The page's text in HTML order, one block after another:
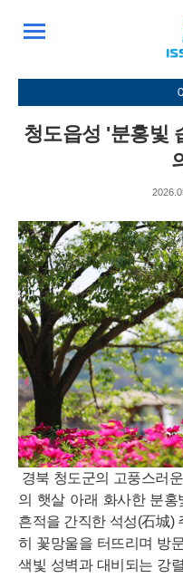
주
서
메
청도읍성 '분홍빛
경북 청도군의 고풍스러
의 햇살 아래 화사한 분홍
흔적을 간직한 석성(石城)
히 꽃망울을 터뜨리며 방
색빛 성벽과 대비되는 강